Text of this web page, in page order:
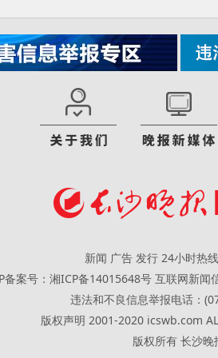
新闻 广告 发行 24小时热
备案号：湘ICP备14015648号 互联网新闻
违法和不良信息举报电话：
版权声明 2001-2020 icswb.com
版权所有 长沙晚